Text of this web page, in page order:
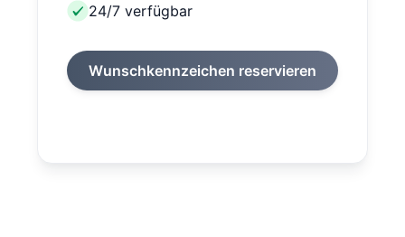
24/7 verfügbar
Wunschkennzeichen reservieren